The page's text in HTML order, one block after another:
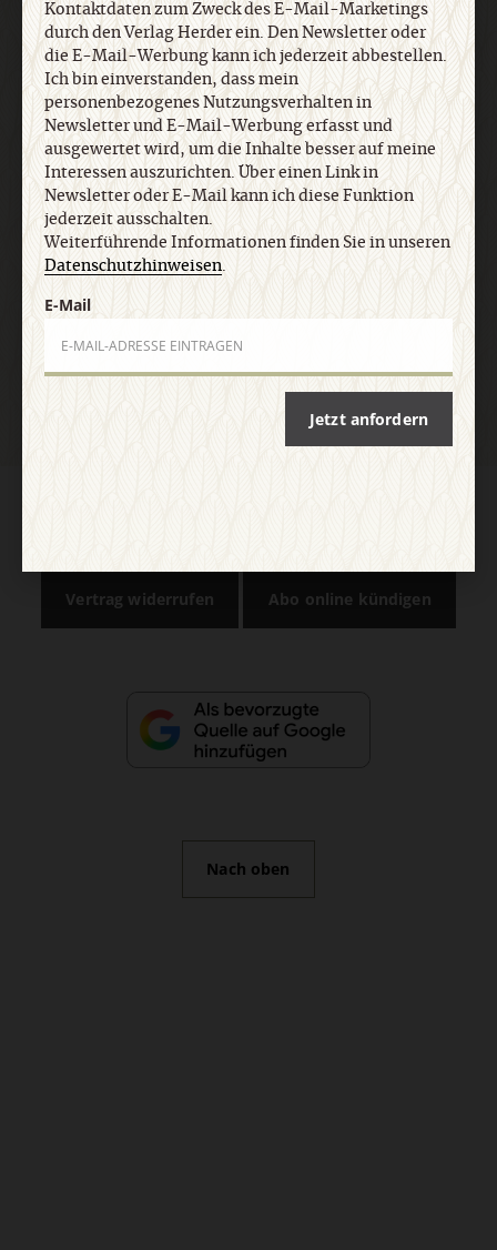
ausgewertet wird, um die Inhalte besser auf meine
Interessen auszurichten. Über einen Link in
Newsletter oder E-Mail kann ich diese Funktion
jederzeit ausschalten. Weiterführende
Informationen finden Sie in unseren
Datenschutzhinweisen.
E-Mail
Vertrag widerrufen Abo online kündigen
Nach oben
Kontaktdaten zum Zweck des E-Mail-Marketings
durch den Verlag Herder ein. Den Newsletter oder
die E-Mail-Werbung kann ich jederzeit abbestellen.
Ich bin einverstanden, dass mein
personenbezogenes Nutzungsverhalten in
Newsletter und E-Mail-Werbung erfasst und
ausgewertet wird, um die Inhalte besser auf meine
Interessen auszurichten. Über einen Link in
Newsletter oder E-Mail kann ich diese Funktion
jederzeit ausschalten.
Weiterführende Informationen finden Sie in unseren
Datenschutzhinweisen.
E-Mail
Jetzt anfordern